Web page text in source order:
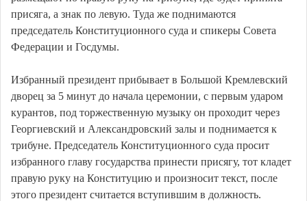
присяга, а знак по левую. Туда же поднимаются
председатель Конституционного суда и спикеры Совета
Федерации и Госдумы.
Избранный президент прибывает в Большой Кремлевский
дворец за 5 минут до начала церемонии, с первым ударом
курантов, под торжественную музыку он проходит через
Георгиевский и Александровский залы и поднимается к
трибуне. Председатель Конституционного суда просит
избранного главу государства принести присягу, тот кладет
правую руку на Конституцию и произносит текст, после
этого президент считается вступившим в должность.